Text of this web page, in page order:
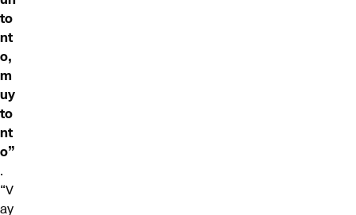
to
nt
o,
m
uy
to
nt
o”
.
“V
ay